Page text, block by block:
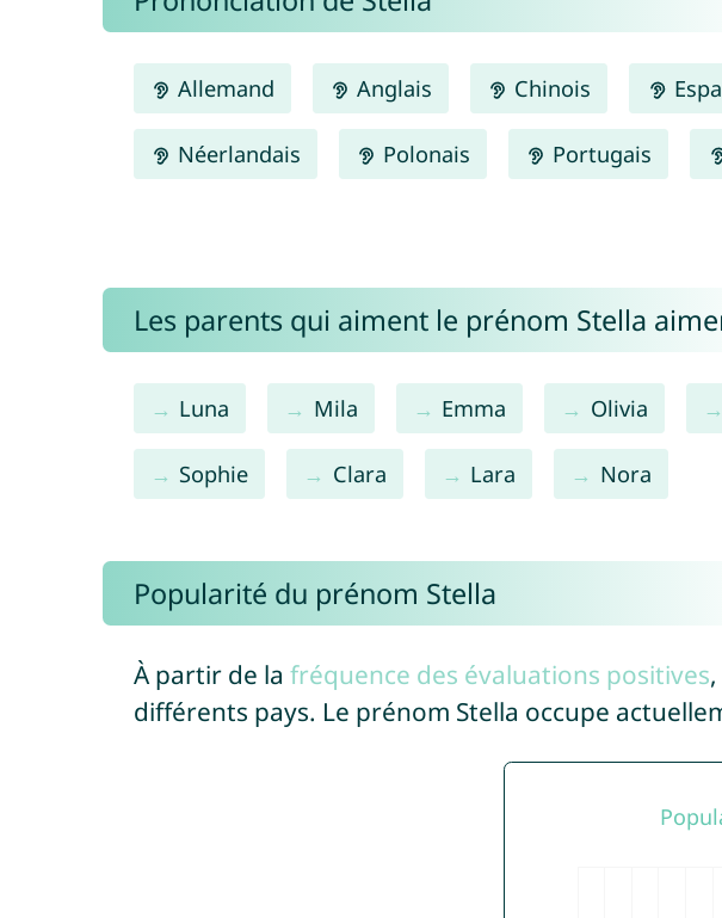
Allemand Anglais Chinois
Néerlandais Polonais Portugais
Les parents qui aiment le prénom Stella
Luna Mila Emma Olivia
Sophie Clara Lara Nora
Popularité du prénom Stella
À partir de la fréquence des évaluations positives
différents pays. Le prénom Stella occupe